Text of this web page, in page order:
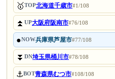
🥇TOP北海道千歳市#1/108
⏫UP大阪府阪南市#76/108
●NOW兵庫県芦屋市#77/108
⏬DN埼玉県桶川市#78/108
⚓BOT青森県むつ市#108/108